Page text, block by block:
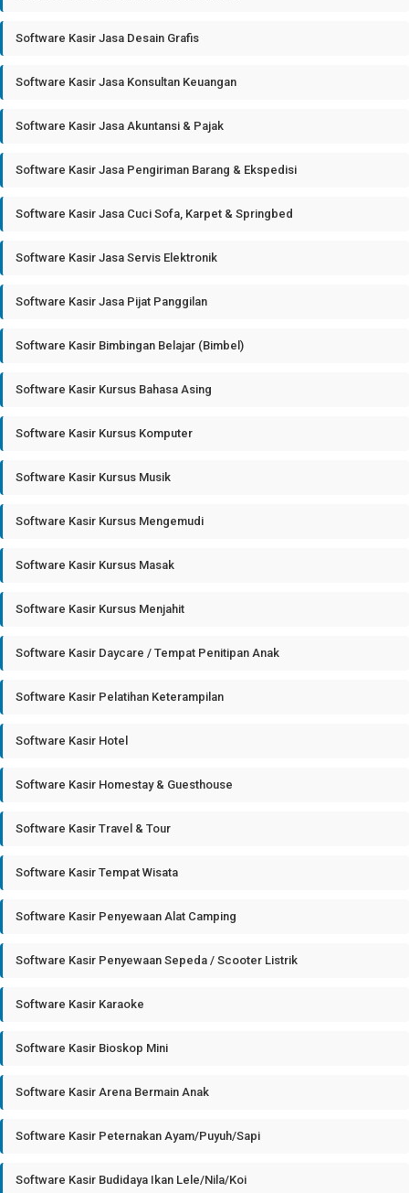
Software Kasir Jasa Desain Grafis
Software Kasir Jasa Konsultan Keuangan
Software Kasir Jasa Akuntansi & Pajak
Software Kasir Jasa Pengiriman Barang & Ekspedisi
Software Kasir Jasa Cuci Sofa, Karpet & Springbed
Software Kasir Jasa Servis Elektronik
Software Kasir Jasa Pijat Panggilan
Software Kasir Bimbingan Belajar (Bimbel)
Software Kasir Kursus Bahasa Asing
Software Kasir Kursus Komputer
Software Kasir Kursus Musik
Software Kasir Kursus Mengemudi
Software Kasir Kursus Masak
Software Kasir Kursus Menjahit
Software Kasir Daycare / Tempat Penitipan Anak
Software Kasir Pelatihan Keterampilan
Software Kasir Hotel
Software Kasir Homestay & Guesthouse
Software Kasir Travel & Tour
Software Kasir Tempat Wisata
Software Kasir Penyewaan Alat Camping
Software Kasir Penyewaan Sepeda / Scooter Listrik
Software Kasir Karaoke
Software Kasir Bioskop Mini
Software Kasir Arena Bermain Anak
Software Kasir Peternakan Ayam/Puyuh/Sapi
Software Kasir Budidaya Ikan Lele/Nila/Koi